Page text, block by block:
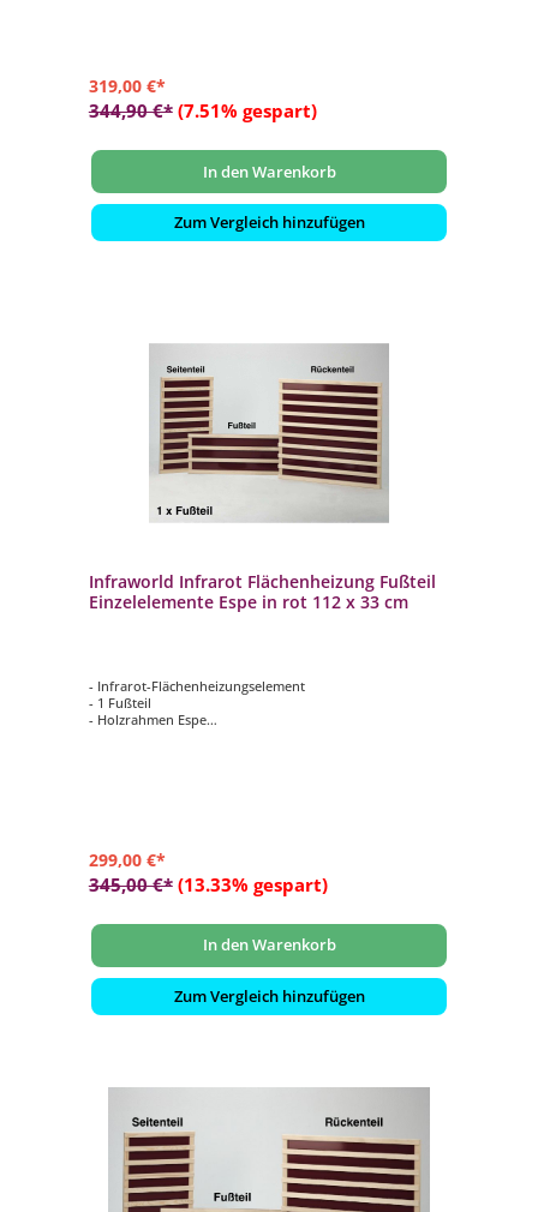
319,00 €*
344,90 €* (7.51% gespart)
In den Warenkorb
Zum Vergleich hinzufügen
Infraworld Infrarot Flächenheizung Fußteil
Einzelelemente Espe in rot 112 x 33 cm
- Infrarot-Flächenheizungselement
- 1 Fußteil
- Holzrahmen Espe
299,00 €*
345,00 €* (13.33% gespart)
In den Warenkorb
Zum Vergleich hinzufügen